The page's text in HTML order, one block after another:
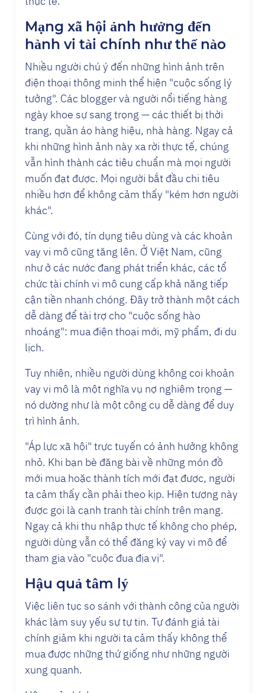
Mạng xã hội ảnh hưởng đến
hành vi tài chính như thế nào
Nhiều người chú ý đến những hình ảnh trên
điện thoại thông minh thể hiện "cuộc sống lý
tưởng". Các blogger và người nổi tiếng hàng
ngày khoe sự sang trọng — các thiết bị thời
trang, quần áo hàng hiệu, nhà hàng. Ngay cả
khi những hình ảnh này xa rời thực tế, chúng
vẫn hình thành các tiêu chuẩn mà mọi người
muốn đạt được. Mọi người bắt đầu chi tiêu
nhiều hơn để không cảm thấy "kém hơn người
khác".
Cùng với đó, tín dụng tiêu dùng và các khoản
vay vi mô cũng tăng lên. Ở Việt Nam, cũng
như ở các nước đang phát triển khác, các tổ
chức tài chính vi mô cung cấp khả năng tiếp
cận tiền nhanh chóng. Đây trở thành một cách
dễ dàng để tài trợ cho "cuộc sống hào
nhoáng": mua điện thoại mới, mỹ phẩm, đi du
lịch.
Tuy nhiên, nhiều người dùng không coi khoản
vay vi mô là một nghĩa vụ nợ nghiêm trọng —
nó dường như là một công cụ dễ dàng để duy
trì hình ảnh.
"Áp lực xã hội" trực tuyến có ảnh hưởng không
nhỏ. Khi bạn bè đăng bài về những món đồ
mới mua hoặc thành tích mới đạt được, người
ta cảm thấy cần phải theo kịp. Hiện tượng này
được gọi là cạnh tranh tài chính trên mạng.
Ngay cả khi thu nhập thực tế không cho phép,
người dùng vẫn có thể đăng ký vay vi mô để
tham gia vào "cuộc đua địa vị".
Hậu quả tâm lý
Việc liên tục so sánh với thành công của người
khác làm suy yếu sự tự tin. Tự đánh giá tài
chính giảm khi người ta cảm thấy không thể
mua được những thứ giống như những người
xung quanh.